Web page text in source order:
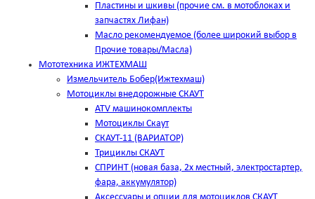
Пластины и шкивы (прочие см. в мотоблоках и
запчастях Лифан)
Масло рекомендуемое (более широкий выбор в
Прочие товары/Масла)
Мототехника ИЖТЕХМАШ
Измельчитель Бобер(Ижтехмаш)
Мотоциклы внедорожные СКАУТ
ATV машинокомплекты
Мотоциклы Скаут
СКАУТ-11 (ВАРИАТОР)
Трициклы СКАУТ
СПРИНТ (новая база, 2х местный, электростартер,
фара, аккумулятор)